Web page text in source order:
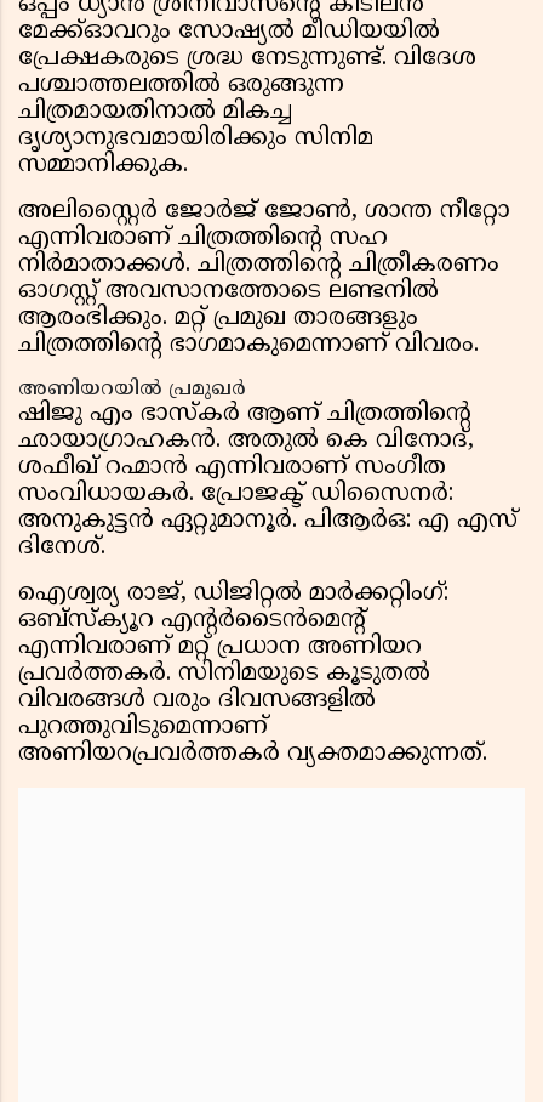
മേക്ക്ഓവറും സോഷ്യൽ മീഡിയയിൽ
പ്രേക്ഷകരുടെ ശ്രദ്ധ നേടുന്നുണ്ട്. വിദേശ
പശ്ചാത്തലത്തിൽ ഒരുങ്ങുന്ന
ചിത്രമായതിനാൽ മികച്ച
ദൃശ്യാനുഭവമായിരിക്കും സിനിമ
സമ്മാനിക്കുക.
അലിസ്റ്റൈർ ജോർജ്‌ ജോൺ, ശാന്ത നീറ്റോ
എന്നിവരാണ് ചിത്രത്തിൻ്റെ സഹ
നിർമാതാക്കൾ. ചിത്രത്തിൻ്റെ ചിത്രീകരണം
ഓഗസ്റ്റ് അവസാനത്തോടെ ലണ്ടനിൽ
ആരംഭിക്കും. മറ്റ് പ്രമുഖ താരങ്ങളും
ചിത്രത്തിൻ്റെ ഭാഗമാകുമെന്നാണ് വിവരം.
അണിയറയിൽ പ്രമുഖർ
ഷിജു എം ഭാസ്കർ ആണ് ചിത്രത്തിൻ്റെ
ഛായാഗ്രാഹകൻ. അതുൽ കെ വിനോദ്,
ശഫീഖ് റഹ്മാൻ എന്നിവരാണ് സംഗീത
സംവിധായകർ. പ്രോജക്ട് ഡിസൈനർ:
അനുകുട്ടൻ ഏറ്റുമാനൂർ. പിആർഒ: എ എസ്
ദിനേശ്.
ഐശ്വര്യ രാജ്, ഡിജിറ്റൽ മാർക്കറ്റിംഗ്:
ഒബ്സ്ക്യൂറ എൻ്റർടൈൻമെൻ്റ്
എന്നിവരാണ് മറ്റ് പ്രധാന അണിയറ
പ്രവർത്തകർ. സിനിമയുടെ കൂടുതൽ
വിവരങ്ങൾ വരും ദിവസങ്ങളിൽ
പുറത്തുവിടുമെന്നാണ്
അണിയറപ്രവർത്തകർ വ്യക്തമാക്കുന്നത്.